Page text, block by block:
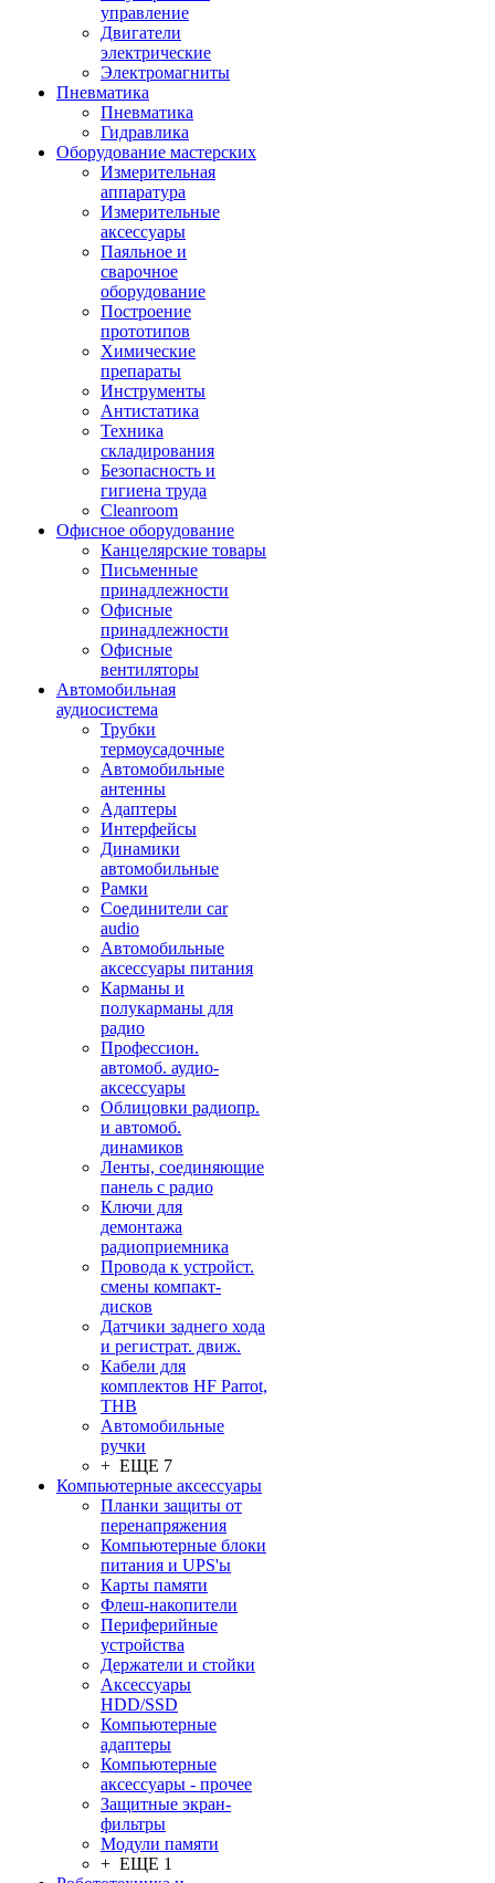
управление
Двигатели
электрические
Электромагниты
Пневматика
Пневматика
Гидравлика
Оборудование мастерских
Измерительная
аппаратура
Измерительные
аксессуары
Паяльное и
сварочное
оборудование
Построение
прототипов
Химические
препараты
Инструменты
Aнтистатика
Техника
складирования
Безопасность и
гигиена труда
Cleanroom
Офисное оборудование
Канцелярские товары
Письменные
принадлежности
Офисные
принадлежности
Офисные
вентиляторы
Автомобильная
аудиосистема
Трубки
термоусадочные
Автомобильные
антенны
Адаптеры
Интерфейсы
Динамики
автомобильные
Рамки
Соединители car
audio
Автомобильные
аксессуары питания
Карманы и
полукарманы для
радио
Профессион.
автомоб. аудио-
аксессуары
Облицовки радиопр.
и автомоб.
динамиков
Ленты, соединяющие
панель с радио
Ключи для
демонтажа
радиоприемника
Провода к устройст.
смены компакт-
дисков
Датчики заднего хода
и регистрат. движ.
Кабели для
комплектов HF Parrot,
THB
Автомобильные
ручки
+ ЕЩЕ 7
Компьютерные аксессуары
Планки защиты от
перенапряжения
Компьютерные блоки
питания и UPS'ы
Карты памяти
Флеш-накопители
Периферийные
устройства
Держатели и стойки
Аксессуары
HDD/SSD
Компьютерные
адаптеры
Компьютерные
аксессуары - прочее
Защитные экран-
фильтры
Модули памяти
+ ЕЩЕ 1